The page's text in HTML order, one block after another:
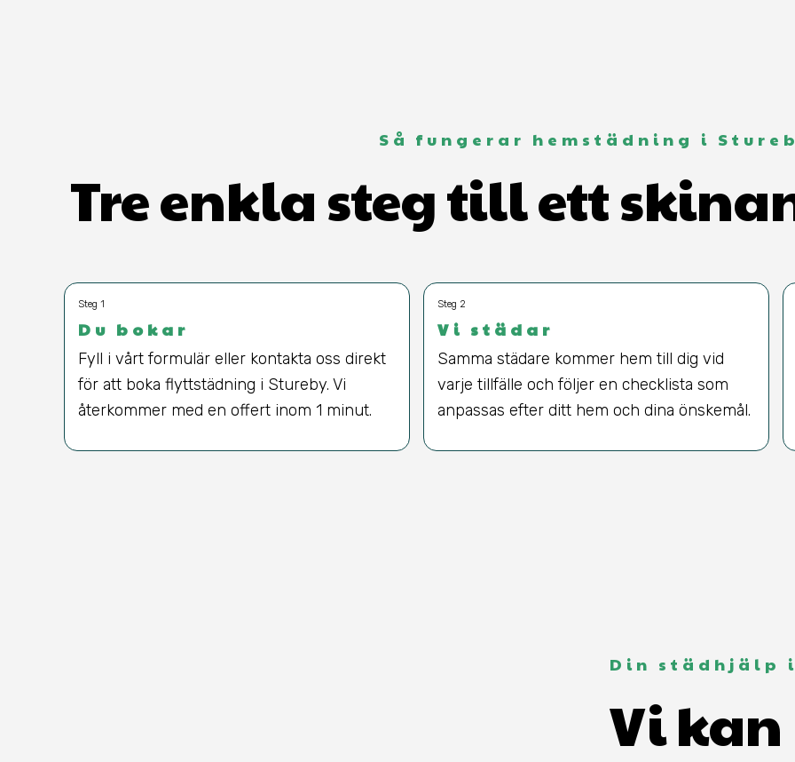
Så fungerar hemstädning i
Tre enkla steg till ett
Steg 1
Du bokar
Fyll i vårt formulär eller kontakta oss direkt
för att boka flyttstädning i Stureby. Vi
återkommer med en offert inom 1 minut.
Steg 2
Vi städar
Samma städare kommer hem till dig vid
varje tillfälle och följer en checklista som
anpassas efter ditt hem och dina önskemål.
Din städhjälp
Vi kan